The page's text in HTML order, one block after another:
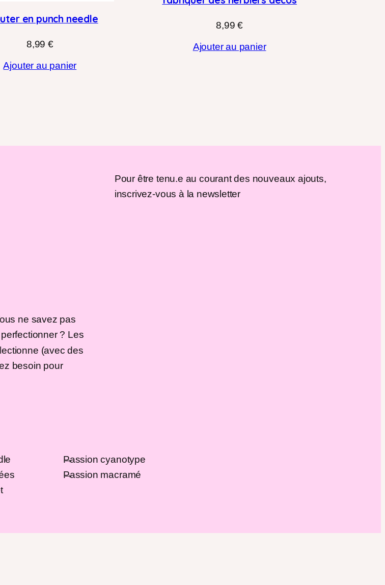
en punch needle
8,99 €
Ajouter au panier
8,99€
Ajouter au panier
ne savez pas
? Les
(avec des
besoin pour
Pour être tenu.e au courant des nouveaux ajouts,
inscrivez-vous à la newsletter
Passion cyanotype
Passion macramé